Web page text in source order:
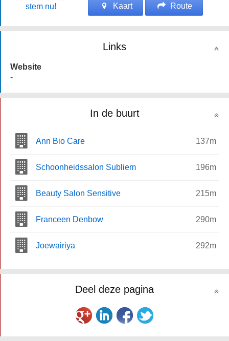
stem nu! Kaart Route
Links
Website
-
In de buurt
Ann Bio Care 137m
Schoonheidssalon Subliem 196m
Beauty Salon Sensitive 215m
Franceen Denbow 290m
Joewairiya 292m
Deel deze pagina